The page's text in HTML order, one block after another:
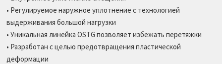
• Регулируемое наружное уплотнение с технологией
выдерживания большой нагрузки
• Уникальная линейка OSTG позволяет избежать перетяжки
• Разработан с целью предотвращения пластической
деформации